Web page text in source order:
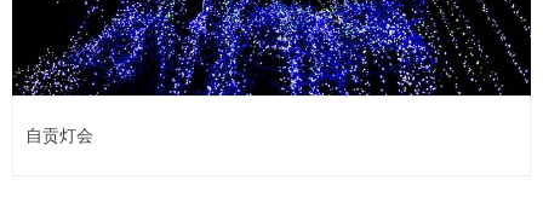
自贡灯会